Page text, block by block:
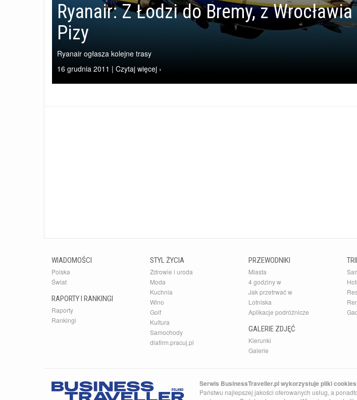
Ryanair: Z Łodzi do Bremy, z
Pizy
Ryanair ogłasza kolejne trasy
16 grudnia 2011 | Czytaj więcej ›
WIADOMOŚCI
Polska
Świat
RAPORTY I RANKINGI
Raporty
Rankingi
STYL ŻYCIA
Zdrowie i uroda
Moda
Kuchnia
Wino
Golf
Kultura
Samochody
dlafirm.pracuj.pl
PRZEWODNIKI
Miasta
4 godziny w
Jak przetrwać w
Lotniska
Aplikacje podróżnicze
GALERIE ZDJĘĆ
Kierunki
Galerie
Serwis BusinessTraveller.pl wykorzystuje pliki cookies
Państwu najlepszej jakości oferowanych usług, a